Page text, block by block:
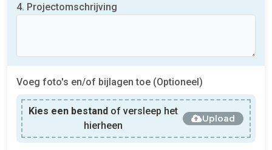
4. Projectomschrijving
Voeg foto's en/of bijlagen toe (Optioneel)
Kies een bestand of versleep het
hierheen
Upload